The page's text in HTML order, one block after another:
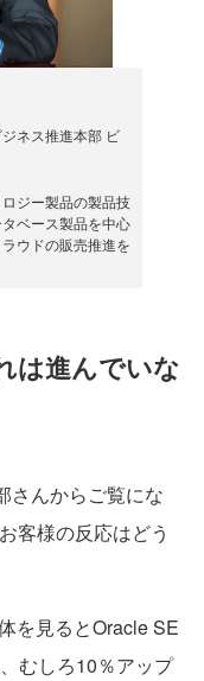
ネス推進本部 ビ
ジー製品の製品技
ベース製品を中心
ウドの販売推進を
は進んでいな
さんからご覧にな
客様の反応はどう
を見るとOracle SE
むしろ10％アップ